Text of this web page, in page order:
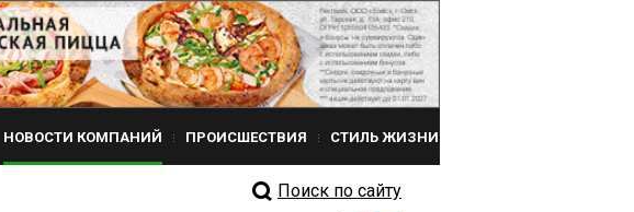
НОВОСТИ КОМПАНИЙ ПРОИСШЕСТВИЯ СТИЛЬ ЖИЗНИ
Поиск по сайту